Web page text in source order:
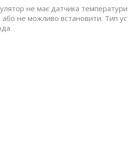
не має датчика
не можливо встановити. Тип